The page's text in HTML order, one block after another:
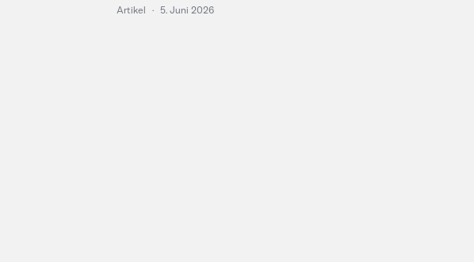
Artikel · 5. Juni 2026